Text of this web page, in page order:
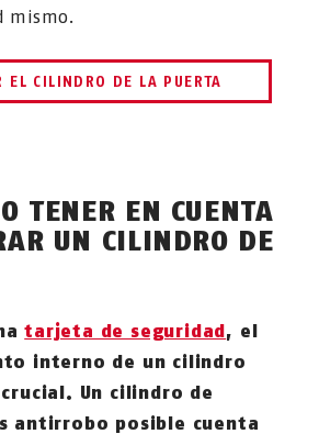
mismo.
EL CILINDRO DE LA PUERTA
TENER EN CUENTA
UN CILINDRO DE
tarjeta de seguridad, el
interno de un cilindro
Un cilindro de
antirrobo posible cuenta